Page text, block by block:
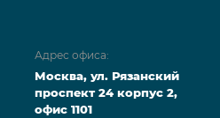
Адрес офиса:
Москва, ул. Рязанский
проспект 24 корпус 2,
офис 1101